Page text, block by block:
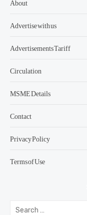
Advertise with us
Advertisements Tariff
Circulation
MSME Details
Contact
Privacy Policy
Terms of Use
Search